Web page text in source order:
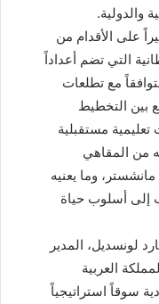
والدولية.
على الأقدام من
التي تضم أعداداً
مع تطلعات
بين التخطيط
مستقبلية
من المقاهي
وما يعنيه
إلى أسلوب حياة
لونسديل، المدير
العربية
سوقاً استراتيجياً